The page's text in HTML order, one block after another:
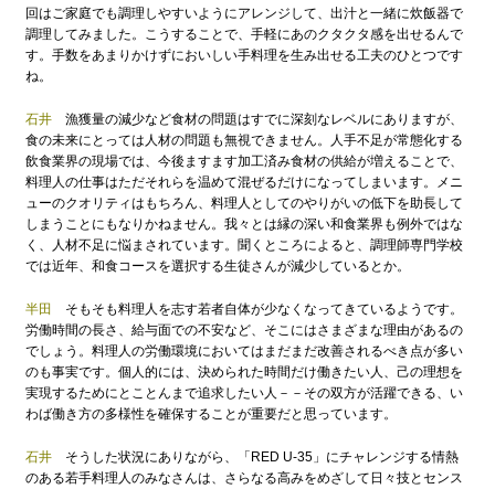
回はご家庭でも調理しやすいようにアレンジして、出汁と一緒に炊飯器で
調理してみました。こうすることで、手軽にあのクタクタ感を出せるんで
す。手数をあまりかけずにおいしい手料理を生み出せる工夫のひとつです
ね。
石井漁獲量の減少など食材の問題はすでに深刻なレベルにありますが、
食の未来にとっては人材の問題も無視できません。人手不足が常態化する
飲食業界の現場では、今後ますます加工済み食材の供給が増えることで、
料理人の仕事はただそれらを温めて混ぜるだけになってしまいます。メニ
ューのクオリティはもちろん、料理人としてのやりがいの低下を助長して
しまうことにもなりかねません。我々とは縁の深い和食業界も例外ではな
く、人材不足に悩まされています。聞くところによると、調理師専門学校
では近年、和食コースを選択する生徒さんが減少しているとか。
半田
そもそも料理人を志す若者自体が少なくなってきているようです。
労働時間の長さ、給与面での不安など、そこにはさまざまな理由があるの
でしょう。料理人の労働環境においてはまだまだ改善されるべき点が多い
のも事実です。個人的には、決められた時間だけ働きたい人、己の理想を
実現するためにとことんまで追求したい人－－その双方が活躍できる、い
わば働き方の多様性を確保することが重要だと思っています。
石井そうした状況にありながら、「RED U-35」にチャレンジする情熱
のある若手料理人のみなさんは、さらなる高みをめざして日々技とセンス